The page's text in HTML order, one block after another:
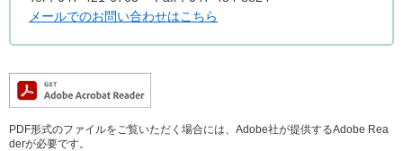
メールでのお問い合わせはこちら
PDF形式のファイルをご覧いただく場合には、Adobe社が提供するAdobe Rea
derが必要です。